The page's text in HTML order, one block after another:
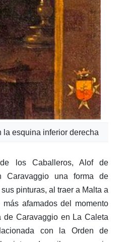
la esquina inferior derecha
los Caballeros, Alof de
Caravaggio una forma de
pinturas, al traer a Malta a
afamados del momento
de Caravaggio en La Caleta
con la Orden de